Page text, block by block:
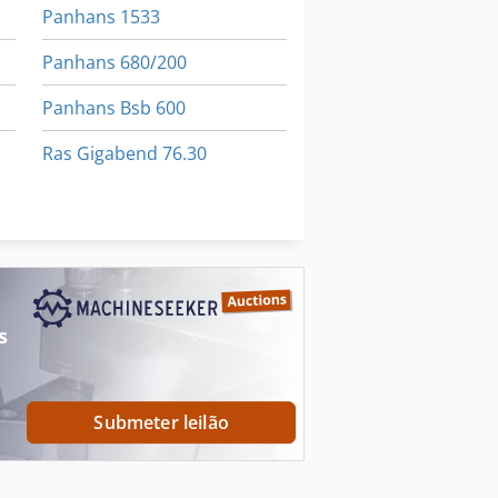
Panhans 1533
Panhans 680/200
Panhans Bsb 600
Ras Gigabend 76.30
Submeter leilão